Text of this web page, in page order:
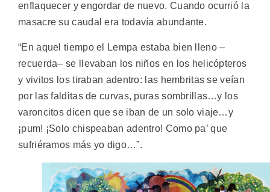
enflaquecer y engordar de nuevo. Cuando ocurrió la
masacre su caudal era todavía abundante.
“En aquel tiempo el Lempa estaba bien lleno –
recuerda– se llevaban los niños en los helicópteros
y vivitos los tiraban adentro: las hembritas se veían
por las falditas de curvas, puras sombrillas…y los
varoncitos dicen que se iban de un solo viaje…y
¡pum! ¡Solo chispeaban adentro! Como pa’ que
sufriéramos más yo digo…”.